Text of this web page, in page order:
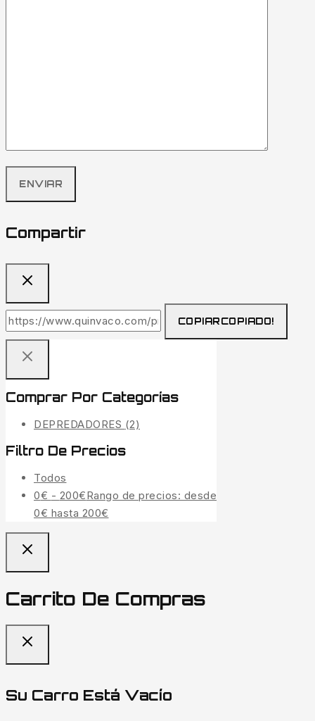
Compartir
COPIARCOPIADO!
Comprar Por Categorías
DEPREDADORES (2)
Filtro De Precios
Todos
0€ - 200€Rango de precios: desde
0€ hasta 200€
Carrito De Compras
Su Carro Está Vacío